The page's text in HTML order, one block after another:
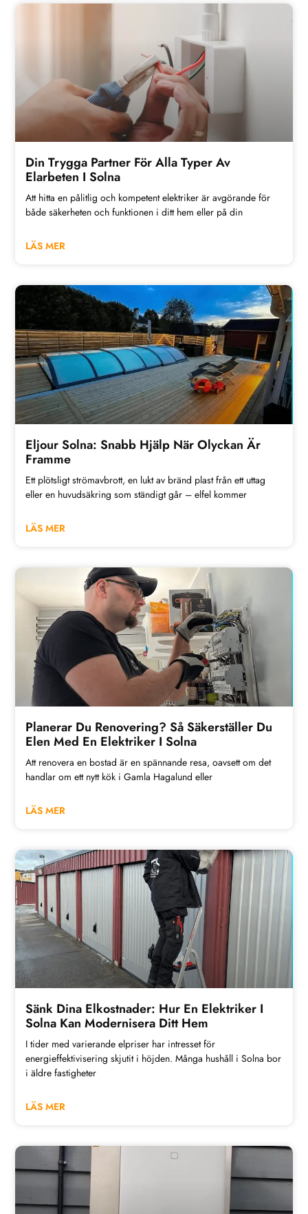
Din Trygga Partner För Alla Typer Av
Elarbeten I Solna
Att hitta en pålitlig och kompetent elektriker är avgörande för
både säkerheten och funktionen i ditt hem eller på din
LÄS MER
Eljour Solna: Snabb Hjälp När Olyckan Är
Framme
Ett plötsligt strömavbrott, en lukt av bränd plast från ett uttag
eller en huvudsäkring som ständigt går – elfel kommer
LÄS MER
Planerar Du Renovering? Så Säkerställer Du
Elen Med En Elektriker I Solna
Att renovera en bostad är en spännande resa, oavsett om det
handlar om ett nytt kök i Gamla Hagalund eller
LÄS MER
Sänk Dina Elkostnader: Hur En Elektriker I
Solna Kan Modernisera Ditt Hem
I tider med varierande elpriser har intresset för
energieffektivisering skjutit i höjden. Många hushåll i Solna bor
i äldre fastigheter
LÄS MER